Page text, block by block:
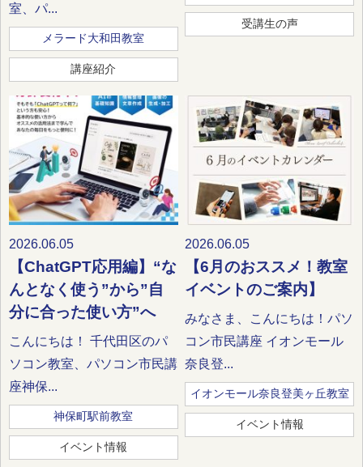
室、パ...
メラード大和田教室
講座紹介
受講生の声
2026.06.05
【ChatGPT応用編】“な
んとなく使う”から”自
分に合った使い方”へ
こんにちは！ 千代田区のパ
ソコン教室、パソコン市民講
座神保...
神保町駅前教室
イベント情報
2026.06.05
【6月のおススメ！教室
イベントのご案内】
みなさま、こんにちは！パソ
コン市民講座 イオンモール
奈良登...
イオンモール奈良登美ヶ丘教室
イベント情報